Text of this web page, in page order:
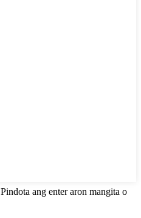
Pindota ang enter aron mangita o